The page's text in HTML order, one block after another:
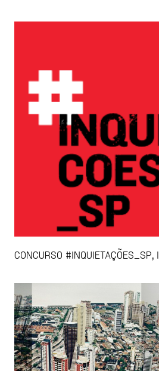
CONCURSO #INQUIETAÇÕES_SP,